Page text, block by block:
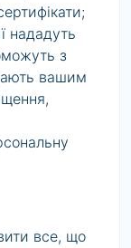
нададуть
з
вашим
все, що